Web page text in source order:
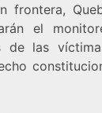
frontera,
el
de las